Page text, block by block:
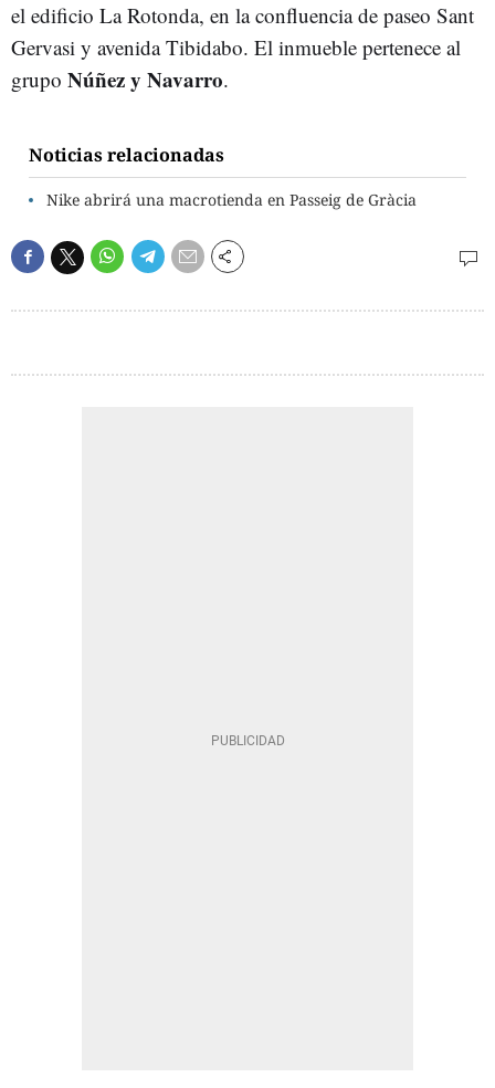
el edificio La Rotonda, en la confluencia de paseo Sant
Gervasi y avenida Tibidabo. El inmueble pertenece al
grupo Núñez y Navarro.
Noticias relacionadas
Nike abrirá una macrotienda en Passeig de Gràcia